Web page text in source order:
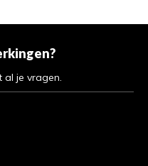
al je vragen.